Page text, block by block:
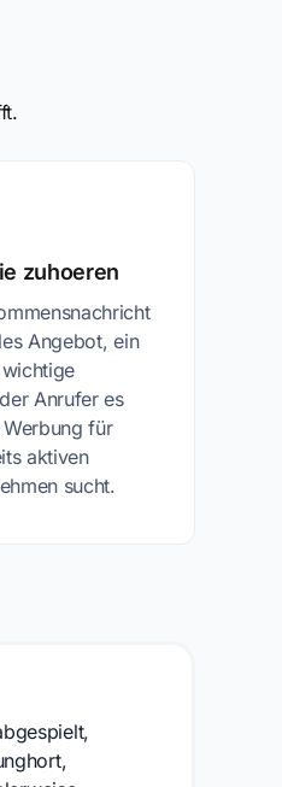
zuhoeren
Angebot, ein
Anrufer es
für
aktiven
sucht.